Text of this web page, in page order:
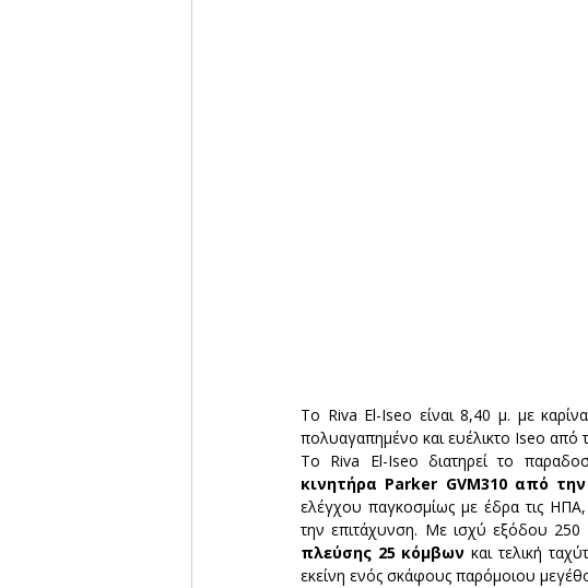
Το Riva El-Iseo είναι 8,40 μ. με
πολυαγαπημένο και ευέλικτο Iseo από
Το Riva El-Iseo διατηρεί το
κινητήρα Parker GVM310 από
ελέγχου παγκοσμίως με έδρα τις
την επιτάχυνση. Με ισχύ εξόδου
πλεύσης 25 κόμβων και τελική
εκείνη ενός σκάφους παρόμοιου